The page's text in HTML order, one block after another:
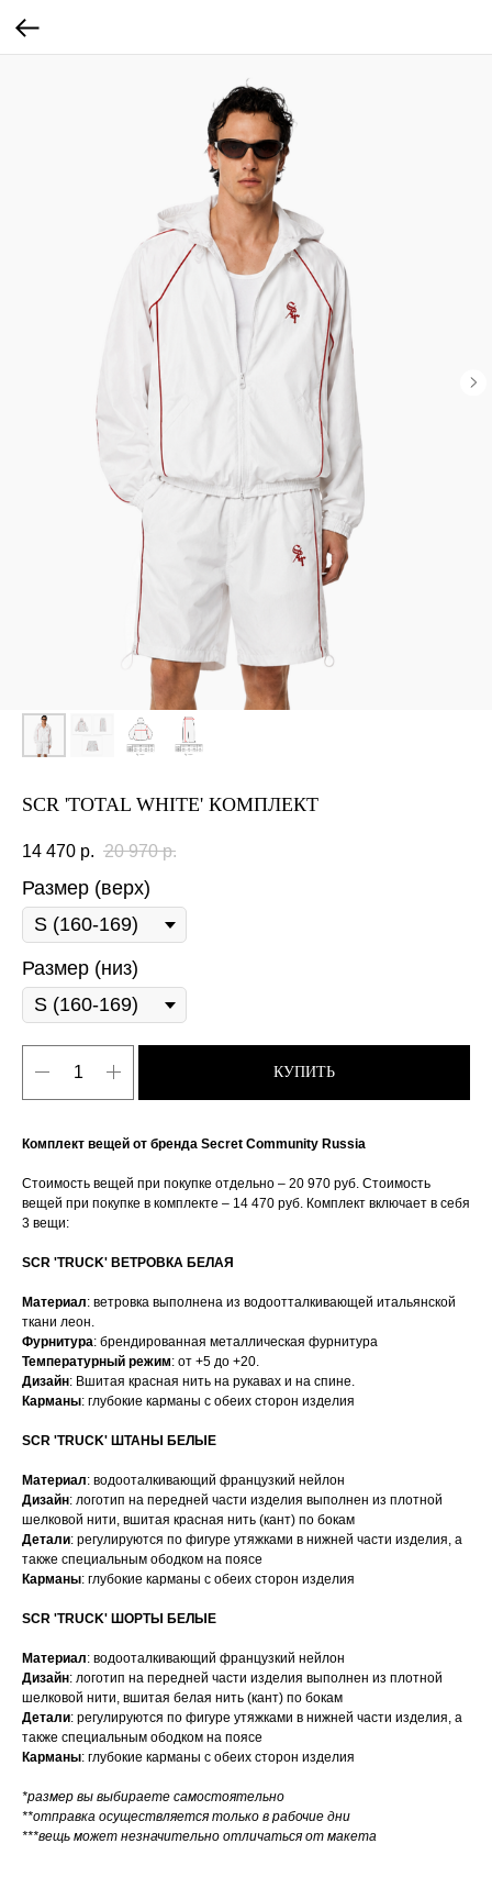
SCR 'TOTAL WHITE' КОМПЛЕКТ
14 470 р. 20 970 р.
Размер (верх)
Размер (низ)
КУПИТЬ
Комплект вещей от бренда Secret Community Russia
Стоимость вещей при покупке отдельно – 20 970 руб. Стоимость
вещей при покупке в комплекте – 14 470 руб. Комплект включает в себя
3 вещи:
SCR 'TRUCK' ВЕТРОВКА БЕЛАЯ
Материал: ветровка выполнена из водоотталкивающей итальянской
ткани леон.
Фурнитура: брендированная металлическая фурнитура
Температурный режим: от +5 до +20.
Дизайн: Вшитая красная нить на рукавах и на спине.
Карманы: глубокие карманы с обеих сторон изделия
SCR 'TRUCK' ШТАНЫ БЕЛЫЕ
Материал: водооталкивающий французкий нейлон
Дизайн: логотип на передней части изделия выполнен из плотной
шелковой нити, вшитая красная нить (кант) по бокам
Детали: регулируются по фигуре утяжками в нижней части изделия, а
также специальным ободком на поясе
Карманы: глубокие карманы с обеих сторон изделия
SCR 'TRUCK' ШОРТЫ БЕЛЫЕ
Материал: водооталкивающий французкий нейлон
Дизайн: логотип на передней части изделия выполнен из плотной
шелковой нити, вшитая белая нить (кант) по бокам
Детали: регулируются по фигуре утяжками в нижней части изделия, а
также специальным ободком на поясе
Карманы: глубокие карманы с обеих сторон изделия
*размер вы выбираете самостоятельно
**отправка осуществляется только в рабочие дни
***вещь может незначительно отличаться от макета